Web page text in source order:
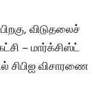
விடுதலைச்
– மார்க்சிஸ்ட்
சிபிஐ விசாரணை